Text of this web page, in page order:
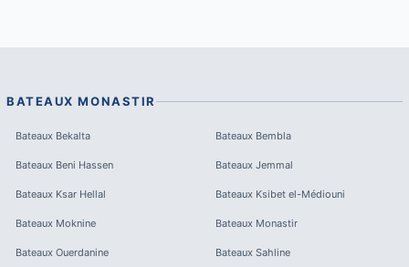
BATEAUX MONASTIR
Bateaux Bekalta Bateaux Bembla
Bateaux Beni Hassen Bateaux Jemmal
Bateaux Ksar Hellal Bateaux Ksibet el-Médiouni
Bateaux Moknine Bateaux Monastir
Bateaux Ouerdanine Bateaux Sahline